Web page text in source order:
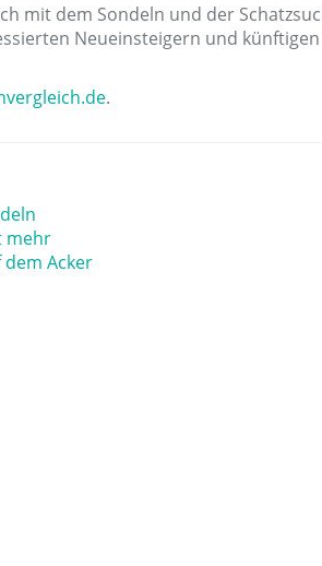
mit dem Sondeln und der
Neueinsteigern und
.
mehr
Acker